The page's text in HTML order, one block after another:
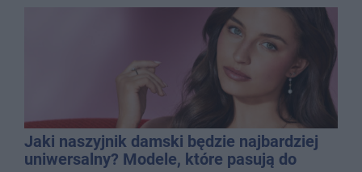
QEMETICA ARENA
Jaki naszyjnik damski będzie najbardziej
uniwersalny? Modele, które pasują do